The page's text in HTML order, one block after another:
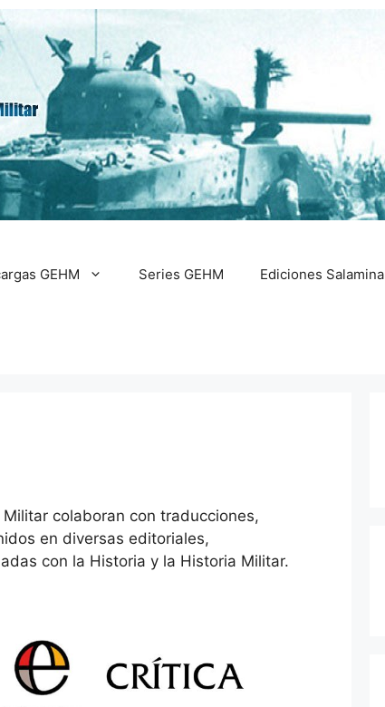
GEHM Series GEHM Ediciones Salamina
colaboran con traducciones,
en diversas editoriales,
con la Historia y la Historia Militar.